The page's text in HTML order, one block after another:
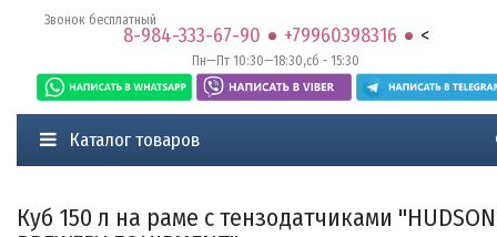
8-984-333-67-90 +79960398316 <
Звонок бесплатный
Пн—Пт 10:30—18:30,сб - 15:30
Каталог товаров
Куб 150 л на раме с тензодатчиками